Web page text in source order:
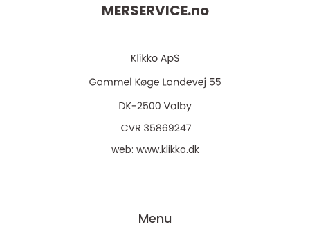
MERSERVICE.no
web: www.klikko.dk
Menu